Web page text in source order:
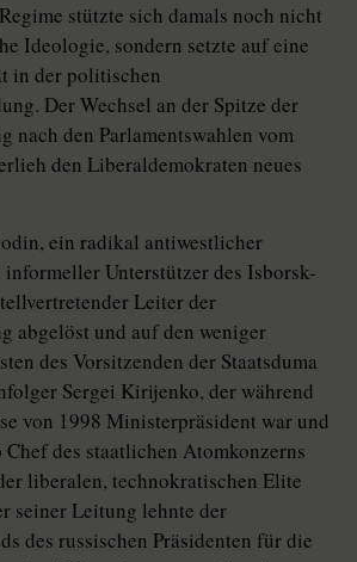
stützte sich damals noch nicht
Ideologie, sondern setzte auf eine
in der politischen
Der Wechsel an der Spitze der
nach den Parlamentswahlen vom
den Liberaldemokraten neues
ein radikal antiwestlicher
Unterstützer des Isborsk-
Leiter der
abgelöst und auf den weniger
des Vorsitzenden der Staatsduma
Sergei Kirijenko, der während
von 1998 Ministerpräsident war und
des staatlichen Atomkonzerns
liberalen, technokratischen Elite
seiner Leitung lehnte der
des russischen Präsidenten für die